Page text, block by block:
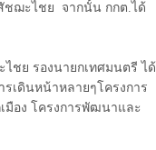
ชฌะไชย
จากนั้น กกต.ได้
ชย รองนายกเทศมนตรี ได้
เดินหน้าหลายๆโครงการ
มือง โครงการพัฒนาและ